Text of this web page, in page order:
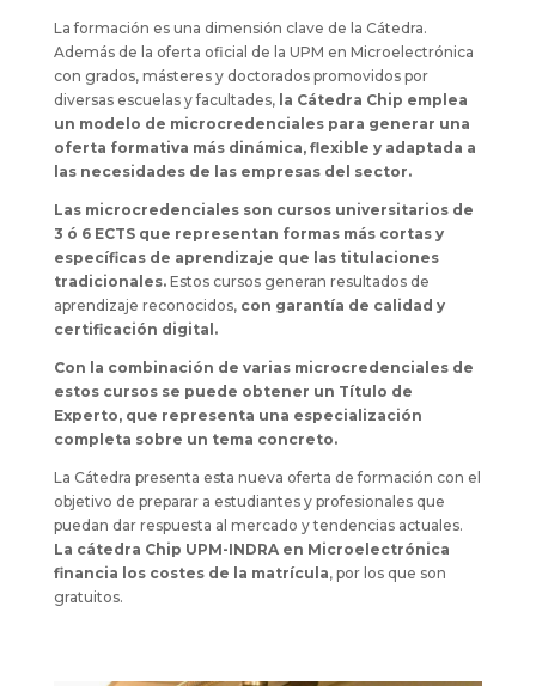
La formación es una dimensión clave de la Cátedra.
Además de la oferta oficial de la UPM en Microelectrónica
con grados, másteres y doctorados promovidos por
diversas escuelas y facultades, la Cátedra Chip emplea
un modelo de microcredenciales para generar una
oferta formativa más dinámica, flexible y adaptada a
las necesidades de las empresas del sector.
Las microcredenciales son cursos universitarios de
3 ó 6 ECTS que representan formas más cortas y
específicas de aprendizaje que las titulaciones
tradicionales. Estos cursos generan resultados de
aprendizaje reconocidos, con garantía de calidad y
certificación digital.
Con la combinación de varias microcredenciales de
estos cursos se puede obtener un Título de
Experto, que representa una especialización
completa sobre un tema concreto.
La Cátedra presenta esta nueva oferta de formación con el
objetivo de preparar a estudiantes y profesionales que
puedan dar respuesta al mercado y tendencias actuales.
La cátedra Chip UPM-INDRA en Microelectrónica
financia los costes de la matrícula, por los que son
gratuitos.